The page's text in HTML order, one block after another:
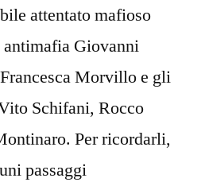
attentato mafioso
Giovanni
Morvillo e gli
Schifani, Rocco
Per ricordarli,
passaggi